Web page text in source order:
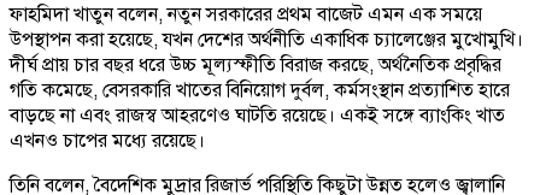
ফাহমিদা খাতুন বলেন, নতুন সরকারের প্রথম বাজেট এমন এক সময়ে
উপস্থাপন করা হয়েছে, যখন দেশের অর্থনীতি একাধিক চ্যালেঞ্জের মুখোমুখি।
দীর্ঘ প্রায় চার বছর ধরে উচ্চ মূল্যস্ফীতি বিরাজ করছে, অর্থনৈতিক প্রবৃদ্ধির
গতি কমেছে, বেসরকারি খাতের বিনিয়োগ দুর্বল, কর্মসংস্থান প্রত্যাশিত হারে
বাড়ছে না এবং রাজস্ব আহরণেও ঘাটতি রয়েছে। একই সঙ্গে ব্যাংকিং খাত
এখনও চাপের মধ্যে রয়েছে।
তিনি বলেন, বৈদেশিক মুদ্রার রিজার্ভ পরিস্থিতি কিছুটা উন্নত হলেও জ্বালানি